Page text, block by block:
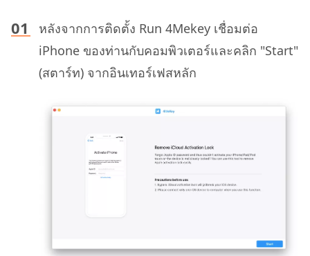
หลังจากการติดตั้ง Run 4Mekey เชื่อมต่อ
iPhone ของท่านกับคอมพิวเตอร์และคลิก "Start"
(สตาร์ท) จากอินเทอร์เฟสหลัก